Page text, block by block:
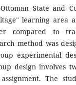
State and
learning area
compared to
method was
experimental
design involves
The